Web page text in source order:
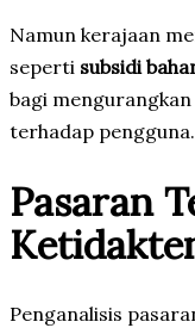
Namun kerajaan
seperti subsidi
bagi
terhadap pengguna.
Pasaran
Penganalisis